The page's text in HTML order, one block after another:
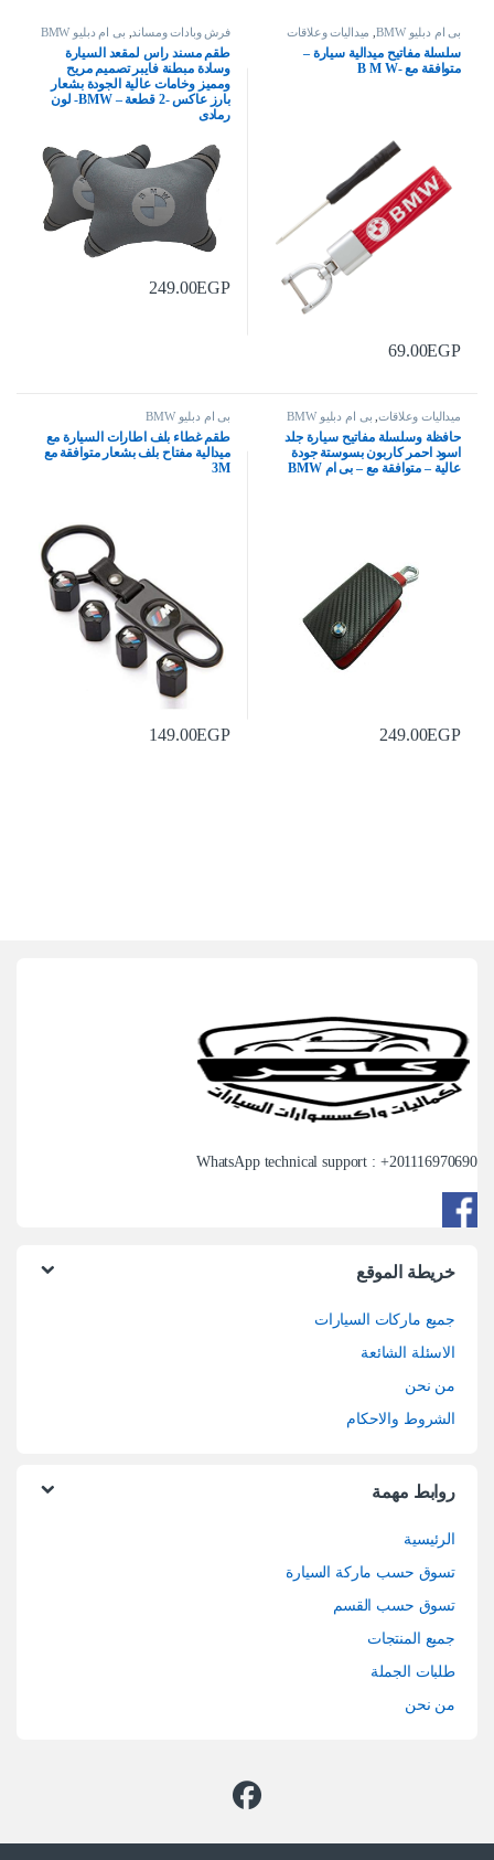
بى ام دبليو BMW , ميداليات وعلاقات
سلسلة مفاتيح ميدالية سيارة –
متوافقة مع -B M W
69.00EGP
فرش وبادات ومساند بى ام دبليو BMW
طقم مسند راس لمقعد السيارة
وسادة مبطنة فايبر تصميم مريح
ومميز وخامات عالية الجودة بشعار
بارز عاكس -2 قطعة – BMW- لون
رمادى
249.00EGP
ميداليات وعلاقات, بى ام دبليو BMW
حافظة وسلسلة مفاتيح سيارة جلد
اسود احمر كاربون بسوستة جودة
عالية – متوافقة مع – بى ام BMW
249.00EGP
بى ام دبليو BMW
طقم غطاء بلف اطارات السيارة مع
ميدالية مفتاح بلف بشعار متوافقة مع
3M
149.00EGP
WhatsApp technical support : +201116970690
خريطة الموقع
جميع ماركات السيارات
الاسئلة الشائعة
من نحن
الشروط والاحكام
روابط مهمة
الرئيسية
تسوق حسب ماركة السيارة
تسوق حسب القسم
جميع المنتجات
طلبات الجملة
من نحن